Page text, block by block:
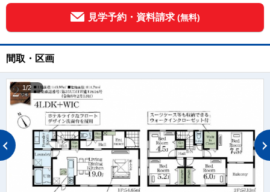
見学予約・資料請求 (無料)
間取・区画
1/2